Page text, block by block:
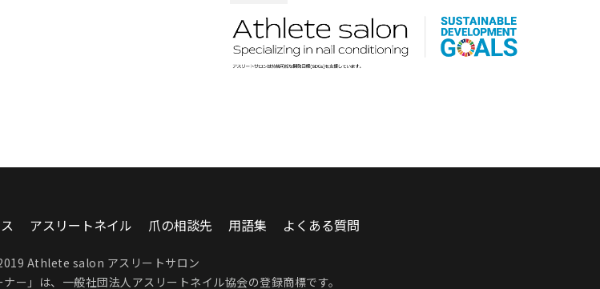
アスリートネイル 爪の相談先 用語集 よくある質問
Athlete salon アスリートサロン
ー」は、 一般社団法人アスリートネイル協会の登録商標です。